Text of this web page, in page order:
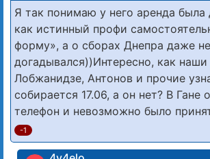
Я так понимаю у него аренда была
как истинный профи
форму», а о сборах Днепра даже не
догадывался))Интересно, как
Лобжанидзе, Антонов и прочие
собирается 17.06, а он нет? В Гане
телефон и невозможно было
-1